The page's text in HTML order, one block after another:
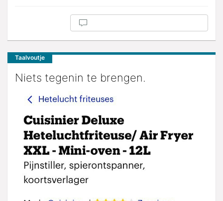
Taalvoutje
Niets tegenin te brengen.